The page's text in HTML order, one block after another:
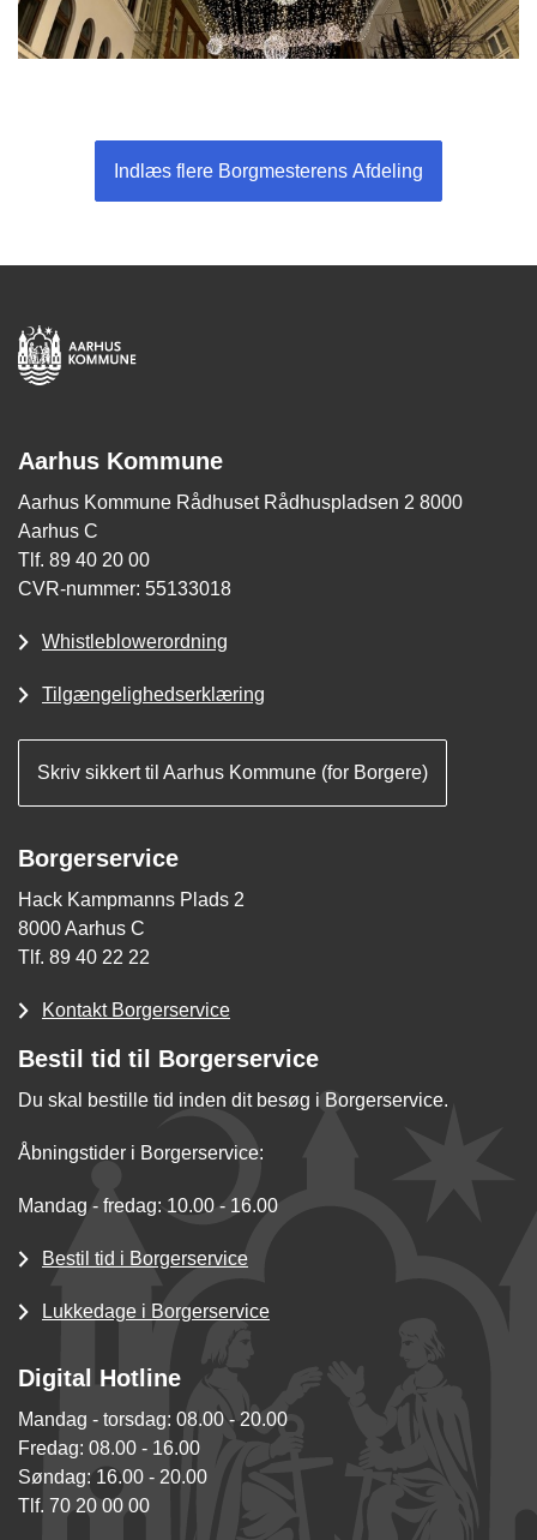
Indlæs flere Borgmesterens Afdeling
Aarhus Kommune
Aarhus Kommune Rådhuset Rådhuspladsen 2 8000
Aarhus C
Tlf. 89 40 20 00
CVR-nummer: 55133018
Whistleblowerordning
Tilgængelighedserklæring
Skriv sikkert til Aarhus Kommune (for Borgere)
Borgerservice
Hack Kampmanns Plads 2
8000 Aarhus C
Tlf. 89 40 22 22
Kontakt Borgerservice
Bestil tid til Borgerservice
Du skal bestille tid inden dit besøg i Borgerservice.
Åbningstider i Borgerservice:
Mandag - fredag: 10.00 - 16.00
Bestil tid i Borgerservice
Lukkedage i Borgerservice
Digital Hotline
Mandag - torsdag: 08.00 - 20.00
Fredag: 08.00 - 16.00
Søndag: 16.00 - 20.00
Tlf. 70 20 00 00